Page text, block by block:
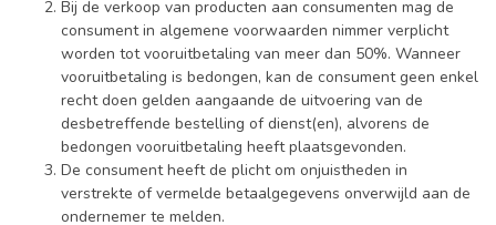
Bij de verkoop van producten aan consumenten mag de
consument in algemene voorwaarden nimmer verplicht
worden tot vooruitbetaling van meer dan 50%. Wanneer
vooruitbetaling is bedongen, kan de consument geen enkel
recht doen gelden aangaande de uitvoering van de
desbetreffende bestelling of dienst(en), alvorens de
bedongen vooruitbetaling heeft plaatsgevonden.
De consument heeft de plicht om onjuistheden in
verstrekte of vermelde betaalgegevens onverwijld aan de
ondernemer te melden.